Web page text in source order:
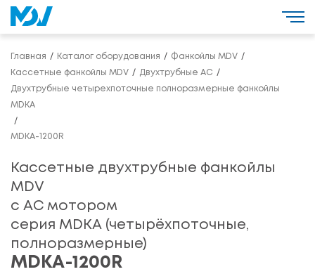
Главная Каталог оборудования Фанкойлы MDV
Кассетные фанкойлы MDV Двухтрубные AC
Двухтрубные четырехпоточные полноразмерные фанкойлы
MDKA
MDKA-1200R
Кассетные двухтрубные фанкойлы
MDV
с АС мотором
серия MDKA (четырёхпоточные,
полноразмерные)
MDKA-1200R